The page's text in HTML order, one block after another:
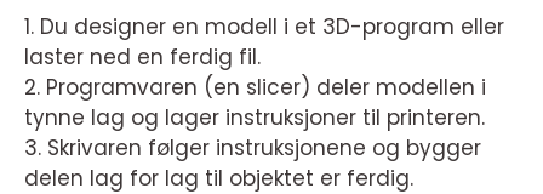
1. Du designer en modell i et 3D-program eller
laster ned en ferdig fil.
2. Programvaren (en slicer) deler modellen i
tynne lag og lager instruksjoner til printeren.
3. Skrivaren følger instruksjonene og bygger
delen lag for lag til objektet er ferdig.